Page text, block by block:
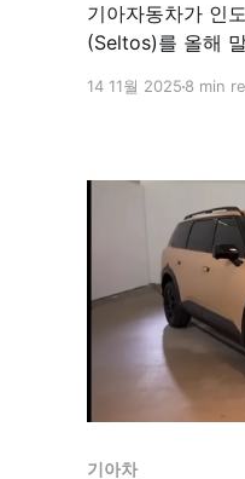
기아자동차가 인
(Seltos)를 올해
기아 셀토스는
것으로 전망된다.
토스가 기존 모델
14 11월 2025 8 min
기아차